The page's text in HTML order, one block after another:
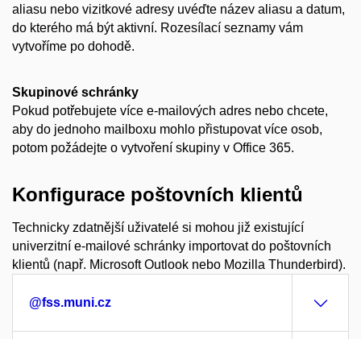
aliasu nebo vizitkové adresy uvéďte název aliasu a datum,
do kterého má být aktivní. Rozesílací seznamy vám
vytvoříme po dohodě.
Skupinové schránky
Pokud potřebujete více e-mailových adres nebo chcete,
aby do jednoho mailboxu mohlo přistupovat více osob,
potom požádejte o vytvoření skupiny v Office 365.
Konfigurace poštovních klientů
Technicky zdatnější uživatelé si mohou již existující
univerzitní e-mailové schránky importovat do poštovních
klientů (např. Microsoft Outlook nebo Mozilla Thunderbird).
@fss.muni.cz